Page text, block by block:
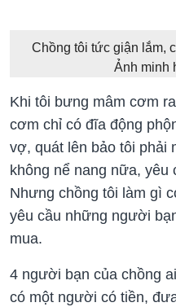
Chồng tôi tức giận lắm,
Ảnh minh
Khi tôi bưng mâm cơm
cơm chỉ có đĩa động
vợ, quát lên bảo tôi phải
không nể nang nữa, yêu
Nhưng chồng tôi làm gì
yêu cầu những người
mua.
4 người bạn của chồng
có một người có tiền,